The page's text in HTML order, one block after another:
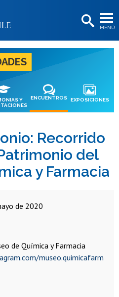
MENÚ
os
os
os
Y
ENCUENTROS EXPOSICIONES
Recorrido
del
y Farmacia
de 2020
de Química y Farmacia